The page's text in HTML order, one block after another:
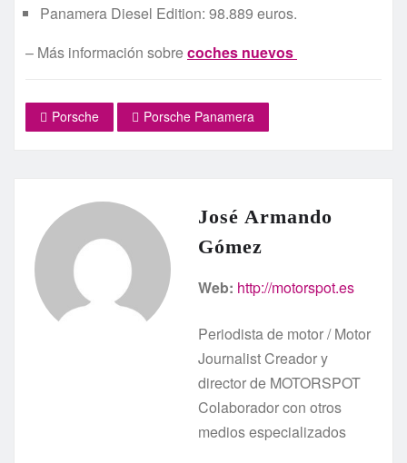
Panamera Diesel Edition: 98.889 euros.
– Más información sobrecoches nuevos
Porsche Porsche Panamera
José Armando
Gómez
Web: http://motorspot.es
Periodista de motor / Motor
Journalist Creador y
director de MOTORSPOT
Colaborador con otros
medios especializados